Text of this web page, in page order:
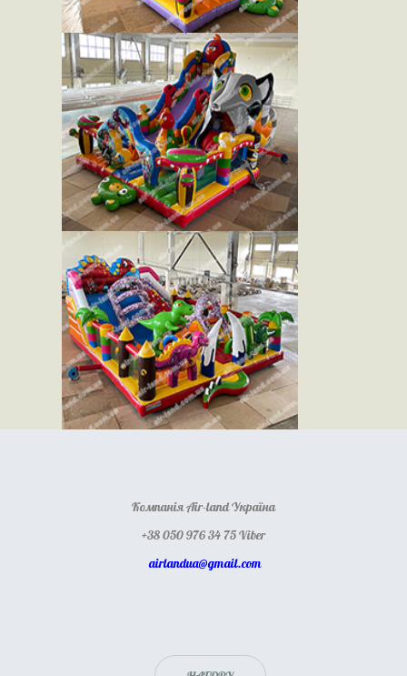
Компанія Air-land Україна
+38 050 976 34 75 Viber
airlandua@gmail.com